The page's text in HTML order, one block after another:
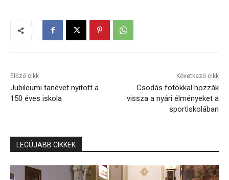
Előző cikk
Jubileumi tanévet nyitott a
150 éves iskola
Következő cikk
Csodás fotókkal hozzák
vissza a nyári élményeket a
sportiskolában
LEGÚJABB CIKKEK